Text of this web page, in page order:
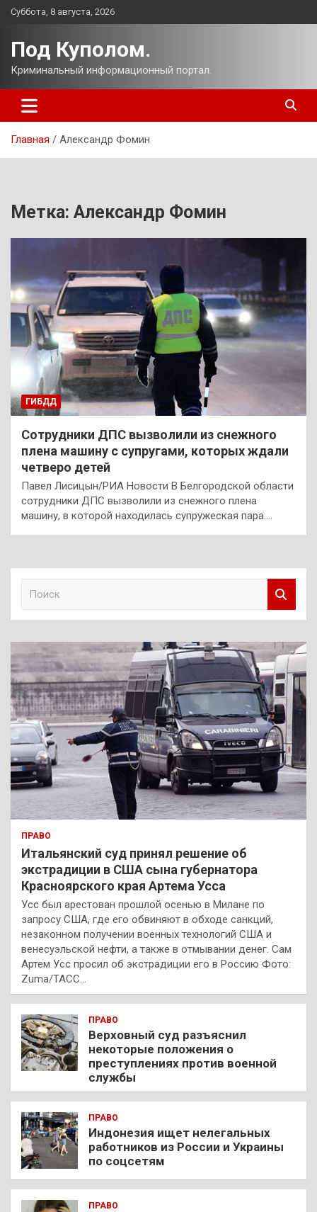
Перейти
Суббота, 8 августа, 2026
Под Куполом.
Криминальный информационный портал.
Главная Александр Фомин
Метка: Александр Фомин
ГИБДД
Сотрудники ДПС вызволили из снежного
плена машину с супругами, которых ждали
четверо детей
Павел Лисицын/РИА Новости В Белгородской области
сотрудники ДПС вызволили из снежного плена
машину, в которой находилась супружеская пара.…
к
ПРАВО
Итальянский суд принял решение об
экстрадиции в США сына губернатора
Красноярского края Артема Усса
Усс был арестован прошлой осенью в Милане по
запросу США, где его обвиняют в обходе санкций,
незаконном получении военных технологий США и
венесуэльской нефти, а также в отмывании денег. Сам
Артем Усс просил об экстрадиции его в Россию Фото:
Zuma/ТАСС…
ПРАВО
Верховный суд разъяснил
некоторые положения о
преступлениях против военной
службы
ПРАВО
Индонезия ищет нелегальных
работников из России и Украины
по соцсетям
ПРАВО